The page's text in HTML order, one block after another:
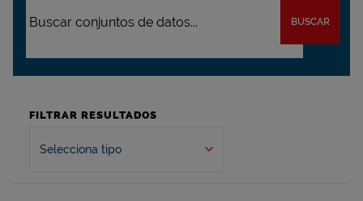
BUSCAR
FILTRAR RESULTADOS
Selecciona tipo